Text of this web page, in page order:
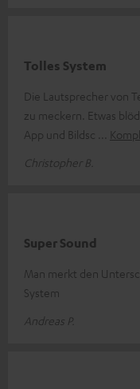
Tolles System
Die Lautsprecher von
zu meckern. Etwas
App und Bildsc
Christopher B.
Super Sound
Man merkt den
System
Andreas P.